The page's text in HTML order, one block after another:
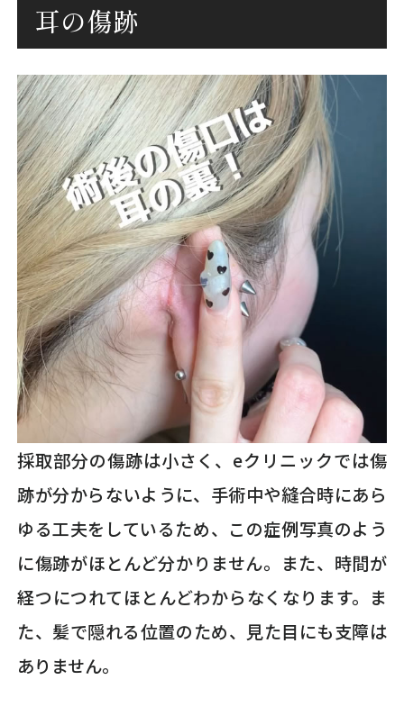
耳の傷跡
採取部分の傷跡は小さく、eクリニックでは傷
跡が分からないように、手術中や縫合時にあら
ゆる工夫をしているため、この症例写真のよう
に傷跡がほとんど分かりません。また、時間が
経つにつれてほとんどわからなくなります。ま
た、髪で隠れる位置のため、見た目にも支障は
ありません。